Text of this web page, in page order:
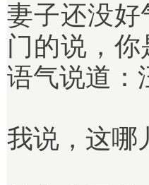
妻子还没
门的说，
语气说道：
我说，这哪